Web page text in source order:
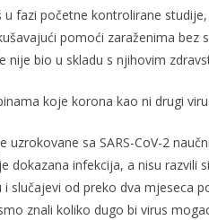
fazi početne kontrolirane
pomoći zaraženima
nije bio u skladu s njihovim
koje korona kao ni drugi
uzrokovane sa SARS-CoV-2
dokazana infekcija, a nisu
slučajevi od preko dva mjeseca
znali koliko dugo bi virus